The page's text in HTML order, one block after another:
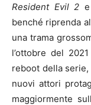
Resident Evil 2
benché riprenda
una trama
l’ottobre del
reboot della
nuovi attori
maggiormente